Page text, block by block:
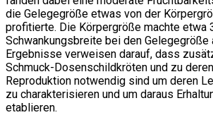
die Gelegegröße etwas von der
profitierte. Die Körpergröße machte etwa
Schwankungsbreite bei den Gelegegröße
Ergebnisse verweisen darauf, dass
Schmuck-Dosenschildkröten und zu
Reproduktion notwendig sind um deren
zu charakterisieren und um daraus
etablieren.